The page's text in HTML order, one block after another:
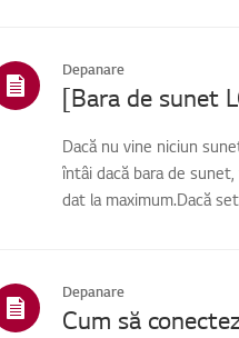
Depanare
Dacă nu vine niciun
întâi dacă bara de
dat la maximum.Dacă
Depanare